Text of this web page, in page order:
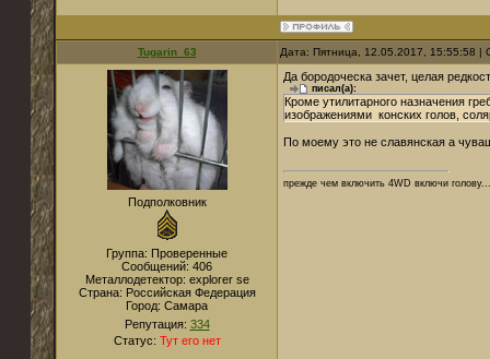
Tugarin_63 Дата: Пятница, 12.05.2017, 15:55:58
Подполковник
Группа: Проверенные
Сообщений: 406
Металлодетектор: explorer se
Страна: Российская Федерация
Город: Самара
Репутация: 334
Статус: Тут его нет
Да бородоческа зачет, целая
писал(а):
Кроме утилитарного назначения
изображениями конских голов,
По моему это не славянская а
прежде чем включить 4WD включи голову...